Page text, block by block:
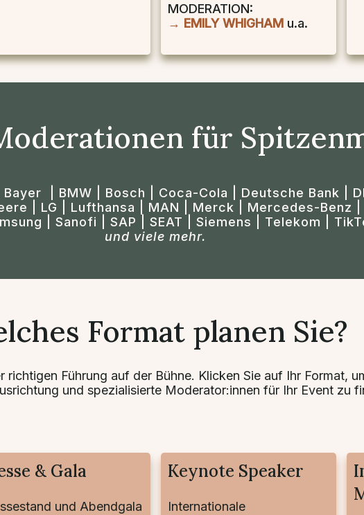
MODERATION:
→ EMILY WHIGHAMu.a.
für
| BMW | Bosch | Coca-Cola | Deutsche Bank |
| LG | Lufthansa | MAN | Merck | Mercedes-Benz |
| Sanofi | SAP | SEAT | Siemens | Telekom |
und viele mehr.
Format planen Sie?
richtigen Führung auf der Bühne. Klicken Sie auf Ihr Format,
und spezialisierte Moderator:innen für Ihr Event zu
& Gala
und Abendgala
Keynote Speaker
Internationale